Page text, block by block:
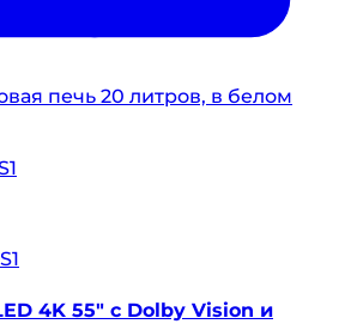
4K 55" с Dolby Vision и